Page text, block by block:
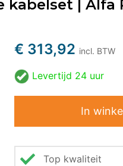
kabelset | Alfa
€ 313,92 incl. BTW
Levertijd 24 uur
In
Top kwaliteit